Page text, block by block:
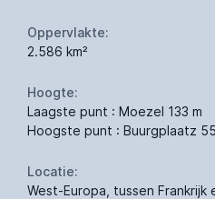
Oppervlakte:
2.586 km²
Hoogte:
Laagste punt : Moezel 133 m
Hoogste punt : Buurgplaatz
Locatie:
West-Europa, tussen Frankrijk